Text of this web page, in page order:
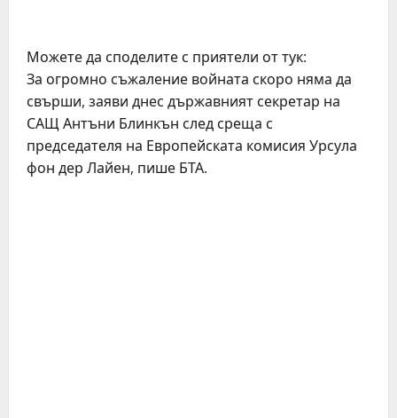
Можете да споделите с приятели от тук:
За огромно съжаление войната скоро няма да
свърши, заяви днес държавният секретар на
САЩ Антъни Блинкън след среща с
председателя на Европейската комисия Урсула
фон дер Лайен, пише БТА.